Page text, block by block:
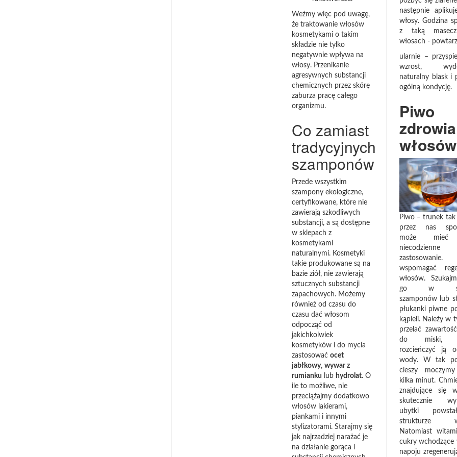
Weźmy więc pod uwagę,
że traktowanie włosów
kosmetykami o takim
składzie nie tylko
negatywnie wpływa na
włosy. Przenikanie
agresywnych substancji
chemicznych przez skórę
zaburza pracę całego
organizmu.
Co zamiast
tradycyjnych
szamponów
Przede wszystkim
szampony ekologiczne,
certyfikowane, które nie
zawierają szkodliwych
substancji, a są dostępne
w sklepach z
kosmetykami
naturalnymi. Kosmetyki
takie produkowane są na
bazie ziół, nie zawierają
sztucznych substancji
zapachowych. Możemy
również od czasu do
czasu dać włosom
odpocząć od
jakichkolwiek
kosmetyków i do mycia
zastosowaćocet
jabłkowy,wywar z
rumianku lub hydrolat. O
ile to możliwe, nie
przeciążajmy dodatkowo
włosów lakierami,
piankami i innymi
stylizatorami. Starajmy się
jak najrzadziej narażać je
na działanie gorąca i
następnie
włosy. Godzina
z taką
włosach ­-
ularnie –
wzrost,
naturalny blask i
ogólną kondycję.
Piwo
zdrowia
włosów
Piwo – trunek tak
przez nas
może mieć
niecodzienne
wspomagać
włosów.
go w
szamponów lub
płukanki piwne
kąpieli. Należy w
przelać
do miski,
rozcieńczyć ją
wody. W tak
cieszy
kilka minut.
znajdujące się
skutecznie
ubytki
strukturze
Natomiast
cukry wchodzące
napoju